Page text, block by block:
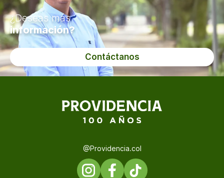
¿Deseas más
información?
Contáctanos
@Providencia.col